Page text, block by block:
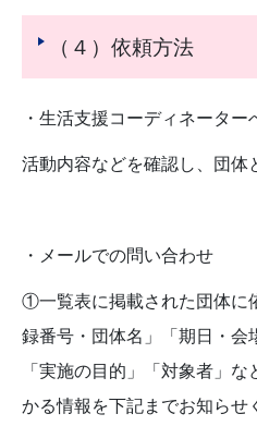
（４）依頼方法
・生活支援コーディネーター
活動内容などを確認し、団体
・メールでの問い合わせ
①一覧表に掲載された団体に
録番号・団体名」「期日・会
「実施の目的」「対象者」
かる情報を下記までお知らせ